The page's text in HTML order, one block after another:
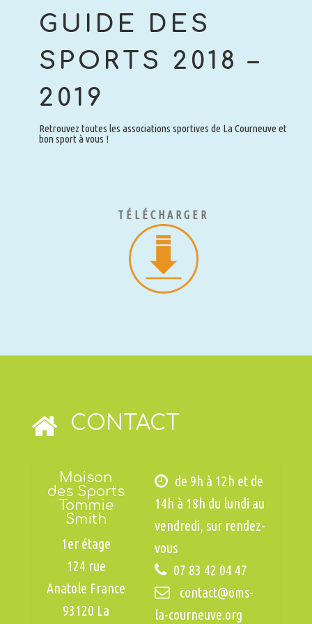
GUIDE DES
SPORTS 2018 –
2019
Retrouvez toutes les associations sportives de La Courneuve et
bon sport à vous !
TÉLÉCHARGER
CONTACT
Maison
des Sports
Tommie
Smith
1er étage
124 rue
Anatole France
93120 La
de 9h à 12h et de
14h à 18h du lundi au
vendredi, sur rendez-
vous
07 83 42 04 47
contact@oms-
la-courneuve.org